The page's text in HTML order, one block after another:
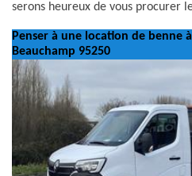
serons heureux de vous procurer
Penser à une location de benne
Beauchamp 95250